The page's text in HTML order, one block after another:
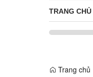
TRANG CHỦ
Trang chủ